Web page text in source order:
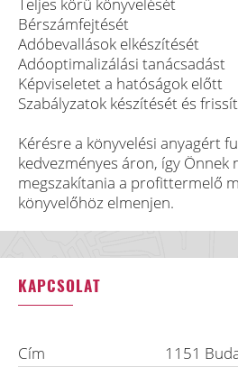
Bérszámfejtését
Adóbevallások elkészítését
Adóoptimalizálási tanácsadást
Képviseletet a hatóságok előtt
Szabályzatok készítését és
Kérésre a könyvelési anyagért
kedvezményes áron, így Önnek
megszakítania a profittermelő
könyvelőhöz elmenjen.
KAPCSOLAT
Cím 1151